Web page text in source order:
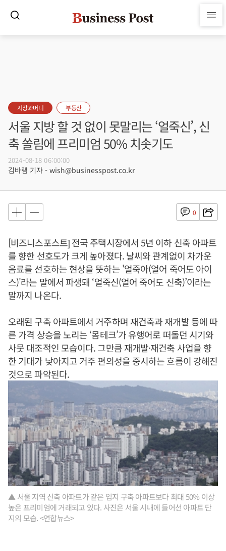
시장과머니 부동산
서울 지방 할 것 없이 못말리는 ‘얼죽신’, 신
축 쏠림에 프리미엄 50% 치솟기도
2024-08-18 06:00:00
김바램 기자 - wish@businesspost.co.kr
0
[비즈니스포스트] 전국 주택시장에서 5년 이하 신축 아파트
를 향한 선호도가 크게 높아졌다. 날씨와 관계없이 차가운
음료를 선호하는 현상을 뜻하는 '얼죽아(얼어 죽어도 아이
스)'라는 말에서 파생돼 ‘얼죽신(얼어 죽어도 신축)’이라는
말까지 나온다.
오래된 구축 아파트에서 거주하며 재건축과 재개발 등에 따
른 가격 상승을 노리는 ‘몸테크’가 유행어로 떠돌던 시기와
사뭇 대조적인 모습이다. 그만큼 재개발·재건축 사업을 향
한 기대가 낮아지고 거주 편의성을 중시하는 흐름이 강해진
것으로 파악된다.
▲ 서울 지역 신축 아파트가 같은 입지 구축 아파트보다 최대 50% 이상
높은 프리미엄에 거래되고 있다. 사진은 서울 시내에 들어선 아파트 단
지의 모습. <연합뉴스>